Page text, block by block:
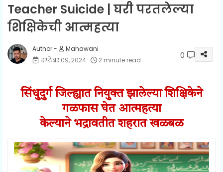
Teacher Suicide | घरी परतलेल्या
शिक्षिकेची आत्महत्या
Mahawani
सप्टेंबर ०९, २०२४
2 minute read 0
सिंधुदुर्ग जिल्ह्यात नियुक्त झालेल्या शिक्षिकेने
गळफास घेत आत्महत्या
केल्याने भद्रावतीत शहरात खळबळ